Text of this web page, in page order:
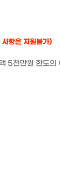
항은 지원불가)
5천만원 한도의